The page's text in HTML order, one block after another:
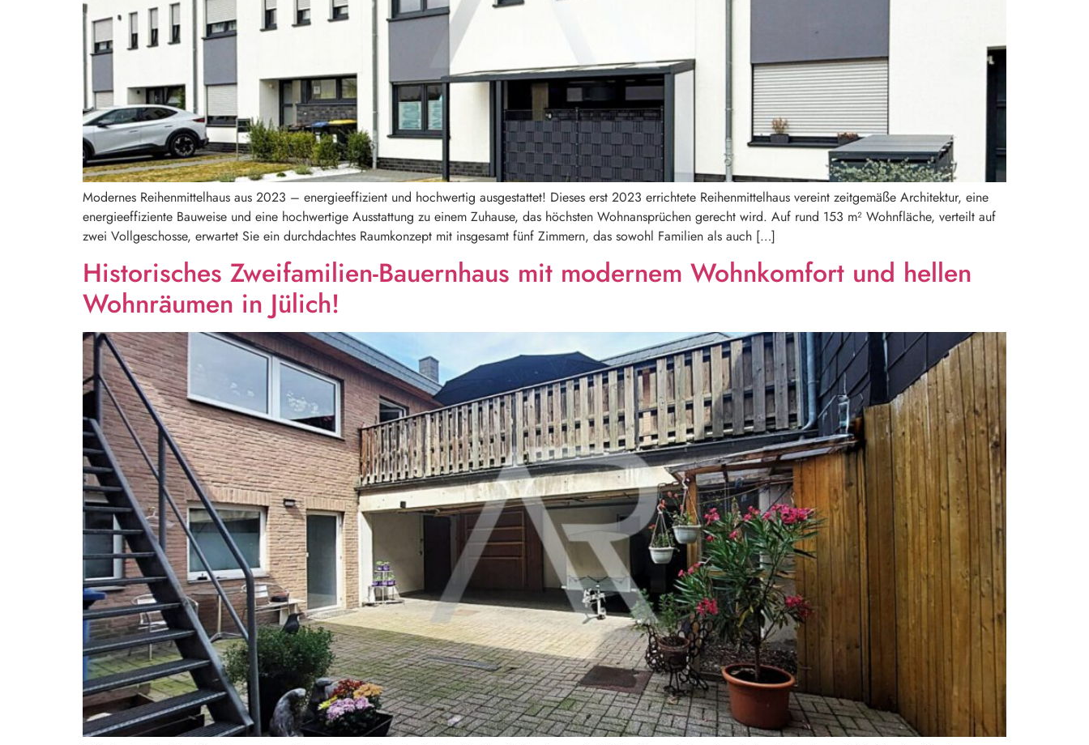
Modernes Reihenmittelhaus aus 2023 – energieeffizient und hochwertig ausgestattet! Dieses erst 2023 errichtete Reihenmittelhaus vereint zeitgemäße Architektur, eine
energieeffiziente Bauweise und eine hochwertige Ausstattung zu einem Zuhause, das höchsten Wohnansprüchen gerecht wird. Auf rund 153 m² Wohnfläche, verteilt auf
zwei Vollgeschosse, erwartet Sie ein durchdachtes Raumkonzept mit insgesamt fünf Zimmern, das sowohl Familien als auch […]
Historisches Zweifamilien-Bauernhaus mit modernem Wohnkomfort und hellen
Wohnräumen in Jülich!